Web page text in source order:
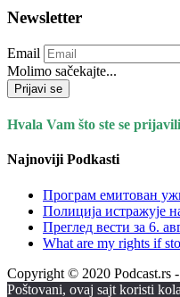
Newsletter
Email
Molimo sačekajte...
Prijavi se
Hvala Vam što ste se
Najnoviji Podkasti
Програм емитован
Полиција истражује
Преглед вести за 6.
What are my rights if
Copyright © 2020 Podcast.rs
Poštovani, ovaj sajt koristi